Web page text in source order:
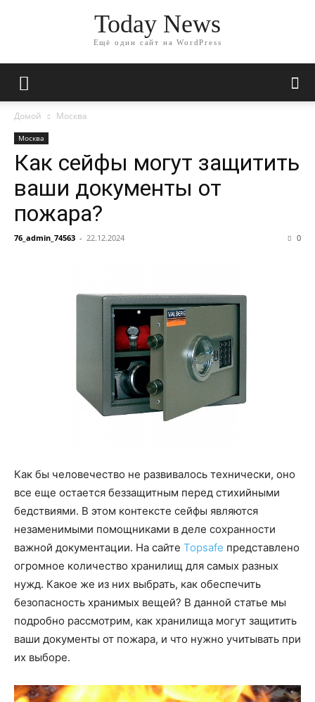
Today News
Ещё один сайт на WordPress
Домой Москва
Москва
Как сейфы могут защитить
ваши документы от
пожара?
76_admin_74563 - 22.12.2024 0
Как бы человечество не развивалось технически, оно
все еще остается беззащитным перед стихийными
бедствиями. В этом контексте сейфы являются
незаменимыми помощниками в деле сохранности
важной документации. На сайте Topsafe представлено
огромное количество хранилищ для самых разных
нужд. Какое же из них выбрать, как обеспечить
безопасность хранимых вещей? В данной статье мы
подробно рассмотрим, как хранилища могут защитить
ваши документы от пожара, и что нужно учитывать при
их выборе.